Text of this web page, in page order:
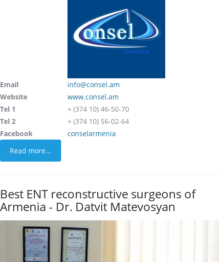
Email
info@consel.am
Website
www.consel.am
Tel 1
+ (374 10) 46-50-70
Tel 2
+ (374 10) 56-02-64
Facebook
conselarmenia
Read more...
Best ENT reconstructive surgeons of
Armenia - Dr. Datvit Matevosyan